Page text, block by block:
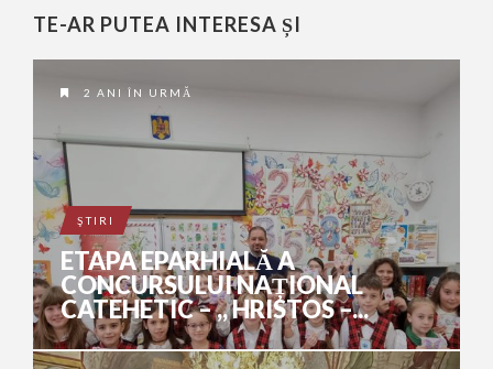
TE-AR PUTEA INTERESA ȘI
2 ANI ÎN URMĂ
ŞTIRI
ETAPA EPARHIALĂ A
CONCURSULUI NAȚIONAL
CATEHETIC – ,, HRISTOS –...